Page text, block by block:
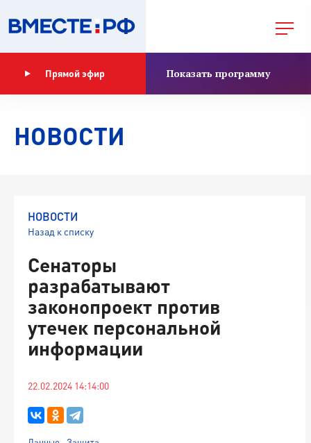
Прямой эфир Показать программу
НОВОСТИ
НОВОСТИ
Назад к списку
Сенаторы
разрабатывают
законопроект против
утечек персональной
информации
22.02.2024 14:14:00